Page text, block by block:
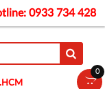
0933 734 428
0